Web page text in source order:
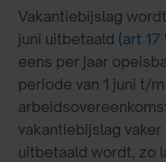
Vakantiebijslag
juni uitbetaald (art 17
eens per jaar
periode van 1 juni t/
vakantiebijslag
uitbetaald wordt, zo